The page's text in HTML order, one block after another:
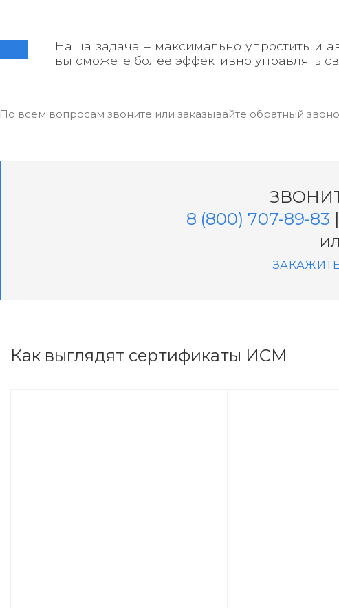
Наша задача – максимально упростить и
вы сможете более эффективно управлять
По всем вопросам звоните или заказывайте обратный
8 (800) 707-89-83 |
Как выглядят сертификаты ИСМ